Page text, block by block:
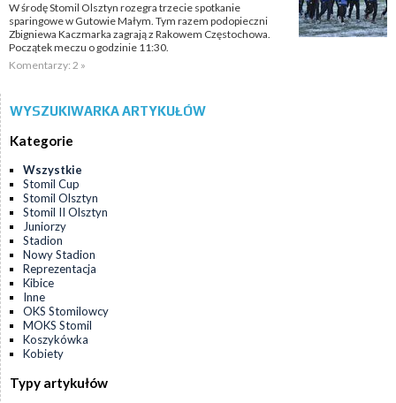
W środę Stomil Olsztyn rozegra trzecie spotkanie
sparingowe w Gutowie Małym. Tym razem podopieczni
Zbigniewa Kaczmarka zagrają z Rakowem Częstochowa.
Początek meczu o godzinie 11:30.
Komentarzy: 2 »
WYSZUKIWARKA ARTYKUŁÓW
Kategorie
Wszystkie
Stomil Cup
Stomil Olsztyn
Stomil II Olsztyn
Juniorzy
Stadion
Nowy Stadion
Reprezentacja
Kibice
Inne
OKS Stomilowcy
MOKS Stomil
Koszykówka
Kobiety
Typy artykułów